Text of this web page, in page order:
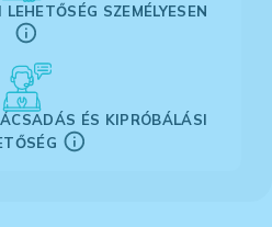
SZEMÉLYESEN
ÉS KIPRÓBÁLÁSI